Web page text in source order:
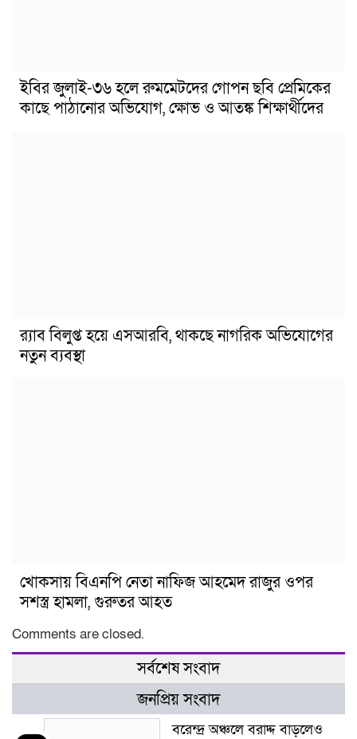
ইবির জুলাই-৩৬ হলে রুমমেটদের গোপন ছবি প্রেমিকের
কাছে পাঠানোর অভিযোগ, ক্ষোভ ও আতঙ্ক শিক্ষার্থীদের
র‍্যাব বিলুপ্ত হয়ে এসআরবি, থাকছে নাগরিক অভিযোগের
নতুন ব্যবস্থা
খোকসায় বিএনপি নেতা নাফিজ আহমেদ রাজুর ওপর
সশস্ত্র হামলা, গুরুতর আহত
Comments are closed.
সর্বশেষ সংবাদ
জনপ্রিয় সংবাদ
বরেন্দ্র অঞ্চলে বরাদ্দ বাড়লেও